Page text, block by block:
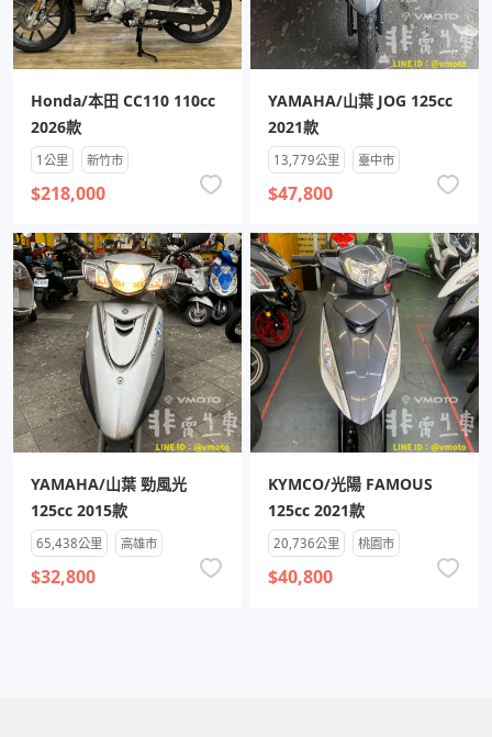
Honda/本田 CC110 110cc
2026款
1公里 新竹市
$218,000
YAMAHA/山葉 JOG 125cc
2021款
13,779公里 臺中市
$47,800
YAMAHA/山葉 勁風光
125cc 2015款
65,438公里 高雄市
$32,800
KYMCO/光陽 FAMOUS
125cc 2021款
20,736公里 桃園市
$40,800